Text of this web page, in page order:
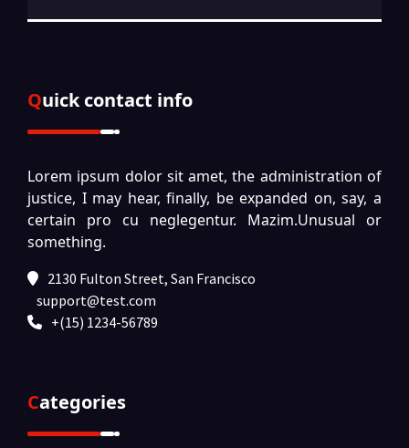
Quick contact info
Lorem ipsum dolor sit amet, the administration of
justice, I may hear, finally, be expanded on, say, a
certain pro cu neglegentur. Mazim.Unusual or
something.
2130 Fulton Street, San Francisco
support@test.com
+(15) 1234-56789
Categories